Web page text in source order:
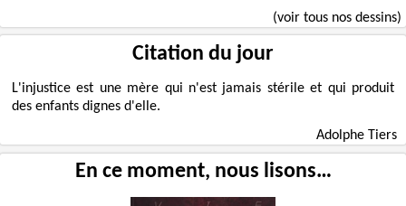
(voir tous nos dessins)
Citation du jour
L'injustice est une mère qui n'est jamais stérile et qui produit
des enfants dignes d'elle.
Adolphe Tiers
En ce moment, nous lisons…